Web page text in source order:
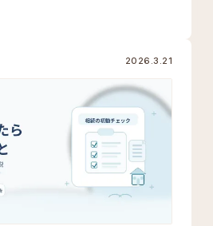
2026.3.21